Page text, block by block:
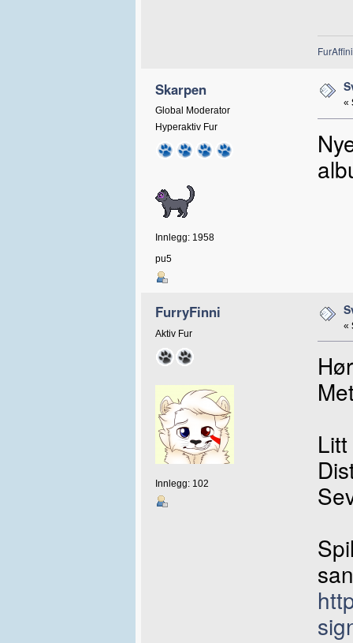
Skarpen
Global Moderator
Hyperaktiv Fur
Innlegg: 1958
pu5
«
FurryFinni
Aktiv Fur
Innlegg: 102
«